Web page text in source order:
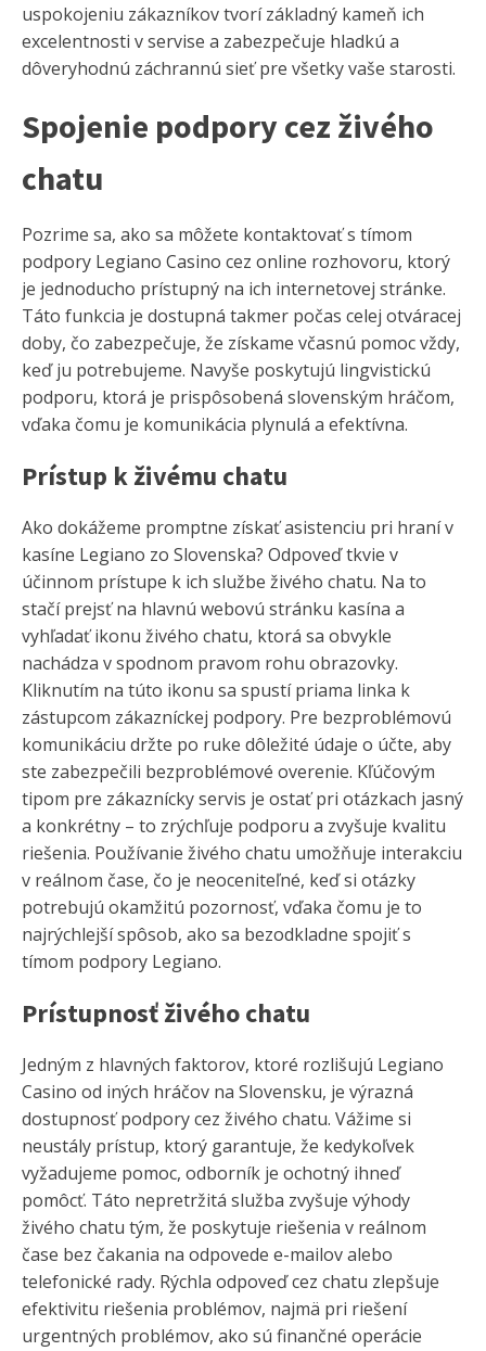
uspokojeniu zákazníkov tvorí základný kameň ich
excelentnosti v servise a zabezpečuje hladkú a
dôveryhodnú záchrannú sieť pre všetky vaše starosti.
Spojenie podpory cez živého
chatu
Pozrime sa, ako sa môžete kontaktovať s tímom
podpory Legiano Casino cez online rozhovoru, ktorý
je jednoducho prístupný na ich internetovej stránke.
Táto funkcia je dostupná takmer počas celej otváracej
doby, čo zabezpečuje, že získame včasnú pomoc vždy,
keď ju potrebujeme. Navyše poskytujú lingvistickú
podporu, ktorá je prispôsobená slovenským hráčom,
vďaka čomu je komunikácia plynulá a efektívna.
Prístup k živému chatu
Ako dokážeme promptne získať asistenciu pri hraní v
kasíne Legiano zo Slovenska? Odpoveď tkvie v
účinnom prístupe k ich službe živého chatu. Na to
stačí prejsť na hlavnú webovú stránku kasína a
vyhľadať ikonu živého chatu, ktorá sa obvykle
nachádza v spodnom pravom rohu obrazovky.
Kliknutím na túto ikonu sa spustí priama linka k
zástupcom zákazníckej podpory. Pre bezproblémovú
komunikáciu držte po ruke dôležité údaje o účte, aby
ste zabezpečili bezproblémové overenie. Kľúčovým
tipom pre zákaznícky servis je ostať pri otázkach jasný
a konkrétny – to zrýchľuje podporu a zvyšuje kvalitu
riešenia. Používanie živého chatu umožňuje interakciu
v reálnom čase, čo je neoceniteľné, keď si otázky
potrebujú okamžitú pozornosť, vďaka čomu je to
najrýchlejší spôsob, ako sa bezodkladne spojiť s
tímom podpory Legiano.
Prístupnosť živého chatu
Jedným z hlavných faktorov, ktoré rozlišujú Legiano
Casino od iných hráčov na Slovensku, je výrazná
dostupnosť podpory cez živého chatu. Vážime si
neustály prístup, ktorý garantuje, že kedykoľvek
vyžadujeme pomoc, odborník je ochotný ihneď
pomôcť. Táto nepretržitá služba zvyšuje výhody
živého chatu tým, že poskytuje riešenia v reálnom
čase bez čakania na odpovede e-mailov alebo
telefonické rady. Rýchla odpoveď cez chatu zlepšuje
efektivitu riešenia problémov, najmä pri riešení
urgentných problémov, ako sú finančné operácie